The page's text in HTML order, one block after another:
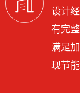
设计
有完
满足
现节